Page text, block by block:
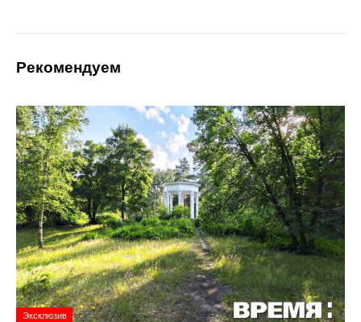
Рекомендуем
Эксклюзив